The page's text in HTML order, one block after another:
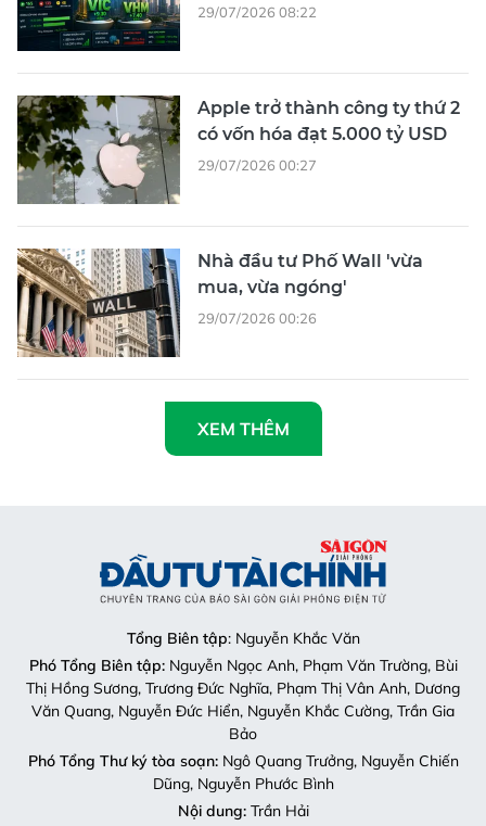
29/07/2026 08:22
Apple trở thành công ty thứ 2
có vốn hóa đạt 5.000 tỷ USD
29/07/2026 00:27
Nhà đầu tư Phố Wall 'vừa
mua, vừa ngóng'
29/07/2026 00:26
XEM THÊM
Tổng Biên tập: Nguyễn Khắc Văn
Phó Tổng Biên tập:Nguyễn Ngọc Anh, Phạm Văn Trường, Bùi
Thị Hồng Sương, Trương Đức Nghĩa, Phạm Thị Vân Anh, Dương
Văn Quang, Nguyễn Đức Hiển, Nguyễn Khắc Cường, Trần Gia
Bảo
Phó Tổng Thư ký tòa soạn:Ngô Quang Trưởng, Nguyễn Chiến
Dũng, Nguyễn Phước Bình
Nội dung:Trần Hải